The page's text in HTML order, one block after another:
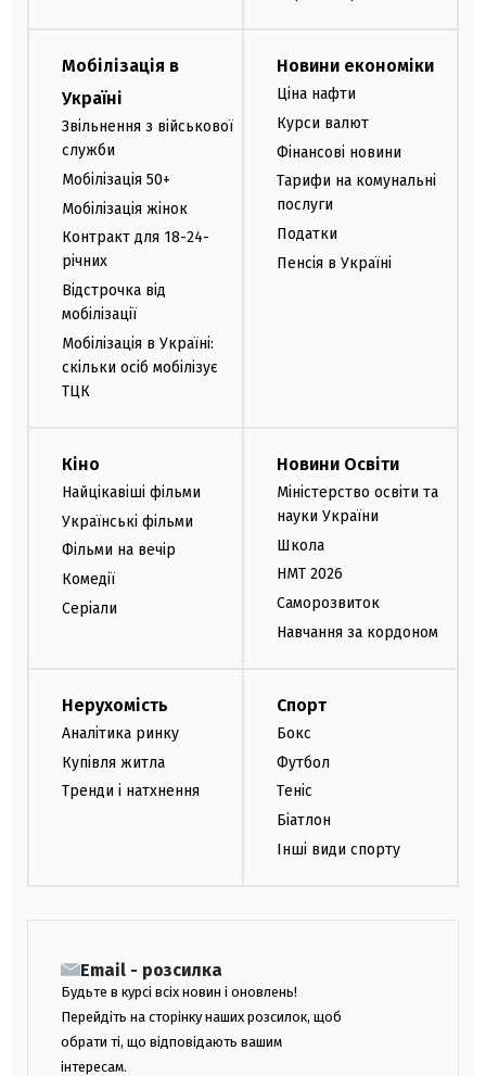
Мобілізація в
Україні
Звільнення з військової
служби
Мобілізація 50+
Мобілізація жінок
Контракт для 18-24-
річних
Відстрочка від
мобілізації
Мобілізація в Україні:
скільки осіб мобілізує
ТЦК
Новини економіки
Ціна нафти
Курси валют
Фінансові новини
Тарифи на комунальні
послуги
Податки
Пенсія в Україні
Кіно
Найцікавіші фільми
Українські фільми
Фільми на вечір
Комедії
Серіали
Новини Освіти
Міністерство освіти та
науки України
Школа
НМТ 2026
Саморозвиток
Навчання за кордоном
Нерухомість
Аналітика ринку
Купівля житла
Тренди і натхнення
Спорт
Бокс
Футбол
Теніс
Біатлон
Інші види спорту
Email - розсилка
Будьте в курсі всіх новин і оновлень!
Перейдіть на сторінку наших розсилок, щоб
обрати ті, що відповідають вашим
інтересам.